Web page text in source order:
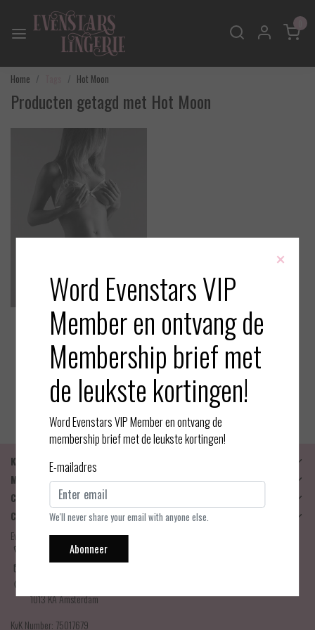
Home Hot Moon
Producten getagd met Hot Moon
Boîte à Désir - Hot Moon - Op
en Up slip & Triangle Top - Iv
oor - One size
EUR 145,00
Bekijken
Klantenservice
Mijn account
Categorieën
Contactgegevens
Evenstars Lingerie
06-25536043
info@evenstarslingerie.com
1013 KA Amsterdam
KvK Number: 75017679
×
Word Evenstars VIP
Member en ontvang de
Membership brief met
de leukste kortingen!
Word Evenstars VIP Member en ontvang de
membership brief met de leukste kortingen!
E-mailadres
We'll never share your email with anyone else.
Abonneer